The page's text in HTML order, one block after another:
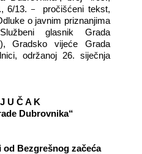
6/13. –
pročišćeni tekst,
o javnim priznanjima
glasnik Grada
Gradsko vijeće Grada
održanoj 26. siječnja
U Č A K
Dubrovnika“
od Bezgrešnog začeća